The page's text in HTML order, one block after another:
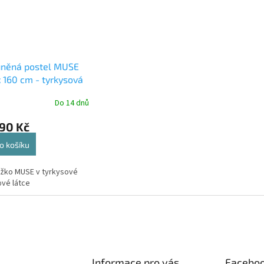
postel MUSE
160 cm - tyrkysová
Do 14 dnů
Kč
košíku
MUSE v tyrkysové
látce